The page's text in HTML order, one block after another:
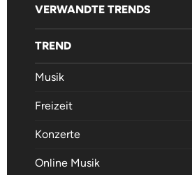
VERWANDTE TRENDS
TREND
Musik
Freizeit
Konzerte
Online Musik